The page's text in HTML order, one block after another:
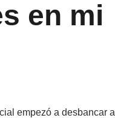
en mi
empezó a desbancar a